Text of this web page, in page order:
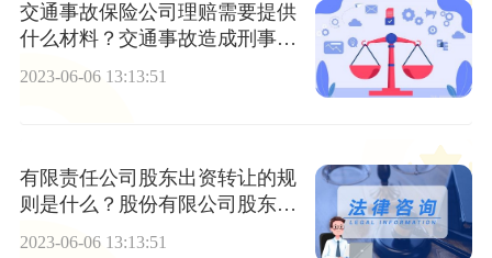
交通事故保险公司理赔需要提供
什么材料？交通事故造成刑事拘
留最多多少天？ 报资讯
2023-06-06 13:13:51
有限责任公司股东出资转让的规
则是什么？股份有限公司股东出
资证明到哪里开?
2023-06-06 13:13:51